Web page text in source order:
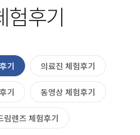
험후기
기 의료진 체험후기
기 동영상 체험후기
림렌즈 체험후기